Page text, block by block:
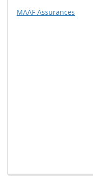
MAAF Assurances